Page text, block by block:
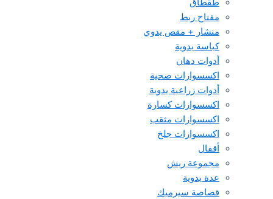
طقطاق
مفتاح ربط
منشار + مقص يدوي
كباسة يدوية
أدوات دهان
اكسسوارات صحية
أدوات زراعية يدوية
اكسسوارات كسارة
اكسسوارات مثقب
اكسسوارات جلخ
أقفال
مجموعة ريش
عدة يدوية
قصاصة سيرميك